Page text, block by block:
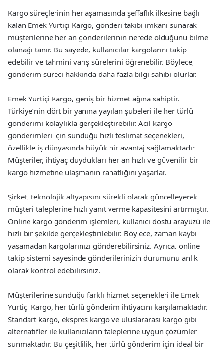
Kargo süreçlerinin her aşamasında şeffaflık ilkesine bağlı
kalan Emek Yurtiçi Kargo, gönderi takibi imkanı sunarak
müşterilerine her an gönderilerinin nerede olduğunu bilme
olanağı tanır. Bu sayede, kullanıcılar kargolarını takip
edebilir ve tahmini varış sürelerini öğrenebilir. Böylece,
gönderim süreci hakkında daha fazla bilgi sahibi olurlar.
Emek Yurtiçi Kargo, geniş bir hizmet ağına sahiptir.
Türkiye’nin dört bir yanına yayılan şubeleri ile her türlü
gönderimi kolaylıkla gerçekleştirebilir. Acil kargo
gönderimleri için sunduğu hızlı teslimat seçenekleri,
özellikle iş dünyasında büyük bir avantaj sağlamaktadır.
Müşteriler, ihtiyaç duydukları her an hızlı ve güvenilir bir
kargo hizmetine ulaşmanın rahatlığını yaşarlar.
Şirket, teknolojik altyapısını sürekli olarak güncelleyerek
müşteri taleplerine hızlı yanıt verme kapasitesini artırmıştır.
Online kargo gönderim işlemleri, kullanıcı dostu arayüzü ile
hızlı bir şekilde gerçekleştirilebilir. Böylece, zaman kaybı
yaşamadan kargolarınızı gönderebilirsiniz. Ayrıca, online
takip sistemi sayesinde gönderilerinizin durumunu anlık
olarak kontrol edebilirsiniz.
Müşterilerine sunduğu farklı hizmet seçenekleri ile Emek
Yurtiçi Kargo, her türlü gönderim ihtiyacını karşılamaktadır.
Standart kargo, ekspres kargo ve uluslararası kargo gibi
alternatifler ile kullanıcıların taleplerine uygun çözümler
sunmaktadır. Bu çeşitlilik, her türlü gönderim için ideal bir